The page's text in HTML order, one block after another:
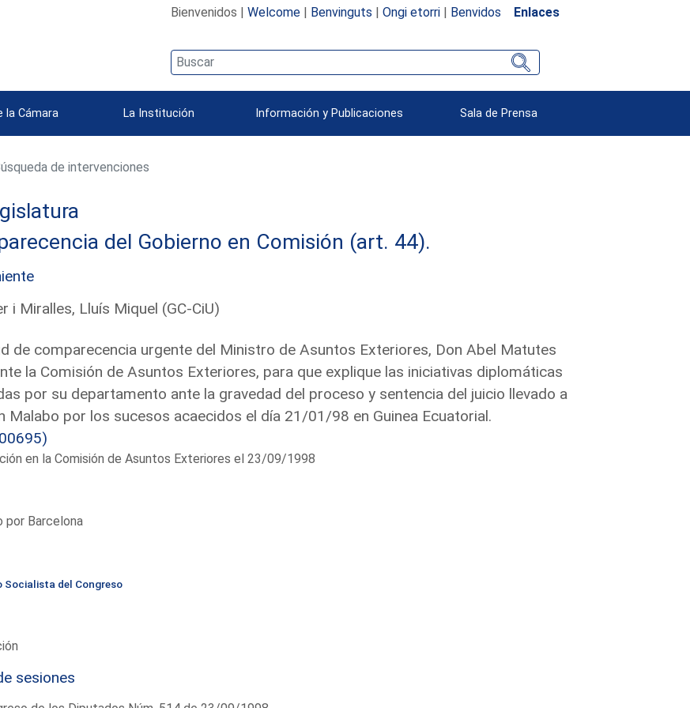
Bienvenidos | Welcome| Benvinguts | Ongi etorri| Benvidos Enlaces
la Cámara La Institución Información y Publicaciones Sala de Prensa
de intervenciones
del Gobierno en Comisión (art. 44).
i Miralles, Lluís Miquel (GC-CiU)
de comparecencia urgente del Ministro de Asuntos Exteriores, Don Abel Matutes
la Comisión de Asuntos Exteriores, para que explique las iniciativas diplomáticas
por su departamento ante la gravedad del proceso y sentencia del juicio llevado a
Malabo por los sucesos acaecidos el día 21/01/98 en Guinea Ecuatorial.
en la Comisión de Asuntos Exteriores el 23/09/1998
por Barcelona
Socialista del Congreso
sesiones